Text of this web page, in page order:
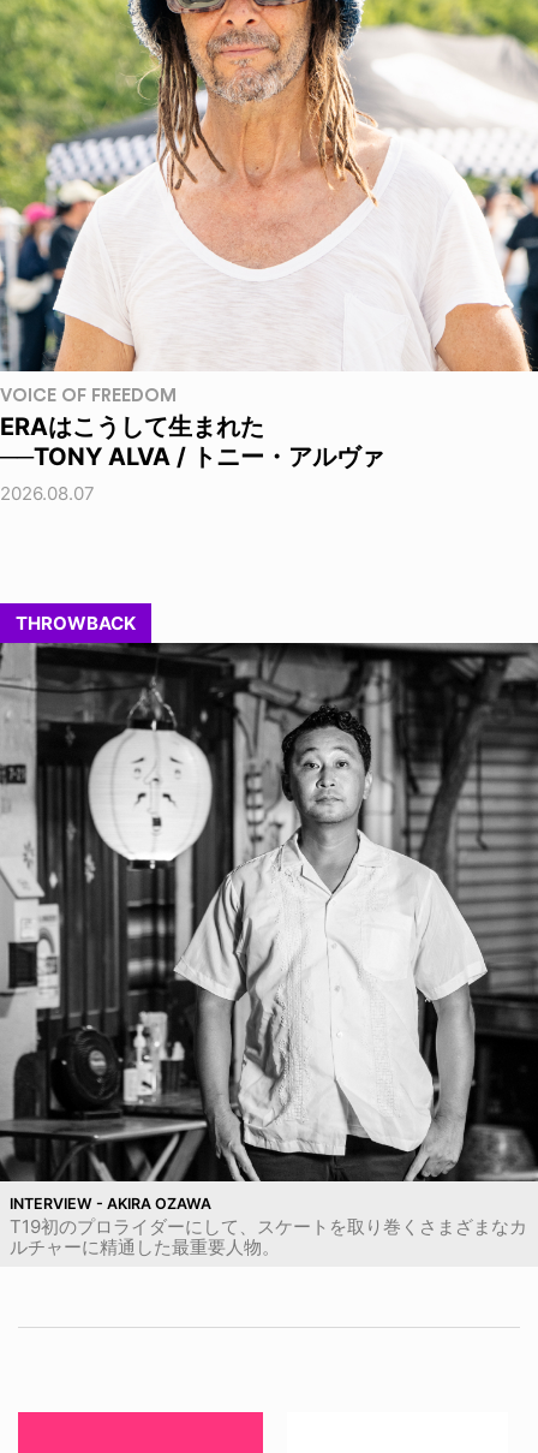
VOICE OF FREEDOM
ERAはこうして生まれた
──TONY ALVA / トニー・アルヴァ
2026.08.07
THROWBACK
INTERVIEW - AKIRA OZAWA
T19初のプロライダーにして、スケートを取り巻くさまざまなカ
ルチャーに精通した最重要人物。